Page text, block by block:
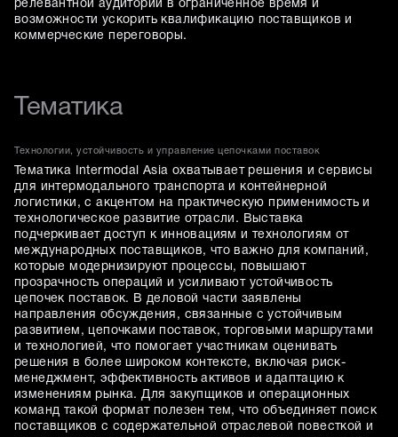
релевантной аудитории в ограниченное время и
возможности ускорить квалификацию поставщиков и
коммерческие переговоры.
Тематика
Технологии, устойчивость и управление цепочками поставок
Тематика Intermodal Asia охватывает решения и сервисы
для интермодального транспорта и контейнерной
логистики, с акцентом на практическую применимость и
технологическое развитие отрасли. Выставка
подчеркивает доступ к инновациям и технологиям от
международных поставщиков, что важно для компаний,
которые модернизируют процессы, повышают
прозрачность операций и усиливают устойчивость
цепочек поставок. В деловой части заявлены
направления обсуждения, связанные с устойчивым
развитием, цепочками поставок, торговыми маршрутами
и технологией, что помогает участникам оценивать
решения в более широком контексте, включая риск-
менеджмент, эффективность активов и адаптацию к
изменениям рынка. Для закупщиков и операционных
команд такой формат полезен тем, что объединяет поиск
поставщиков с содержательной отраслевой повесткой и